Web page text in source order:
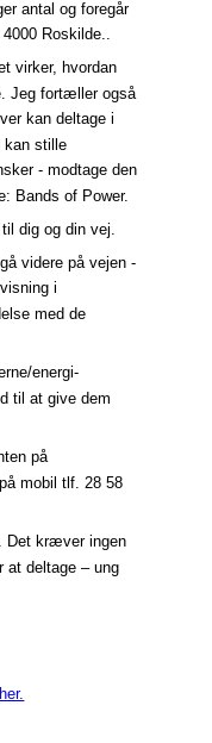
antal og foregår
Roskilde..
virker, hvordan
Jeg fortæller også
kan deltage i
kan stille
- modtage den
Bands of Power.
dig og din vej.
videre på vejen -
i
med de
energi-
til at give dem
på
mobil tlf. 28 58
Det kræver ingen
at deltage – ung
her.